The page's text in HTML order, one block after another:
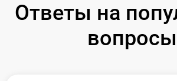
Ответы на
вопросы